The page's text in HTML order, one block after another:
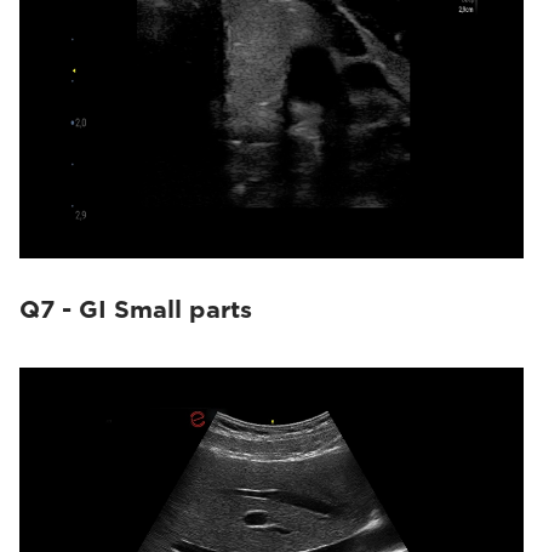
Q7 - GI Small parts